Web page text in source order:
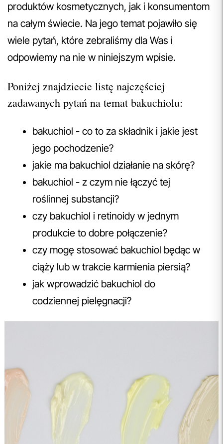
produktów kosmetycznych, jak i konsumentom
na całym świecie. Na jego temat pojawiło się
wiele pytań, które zebraliśmy dla Was i
odpowiemy na nie w niniejszym wpisie.
Poniżej znajdziecie listę najczęściej
zadawanych pytań na temat bakuchiolu:
bakuchiol - co to za składnik i jakie jest
jego pochodzenie?
jakie ma bakuchiol działanie na skórę?
bakuchiol - z czym nie łączyć tej
roślinnej substancji?
czy bakuchiol i retinoidy w jednym
produkcie to dobre połączenie?
czy mogę stosować bakuchiol będąc w
ciąży lub w trakcie karmienia piersią?
jak wprowadzić bakuchiol do
codziennej pielęgnacji?